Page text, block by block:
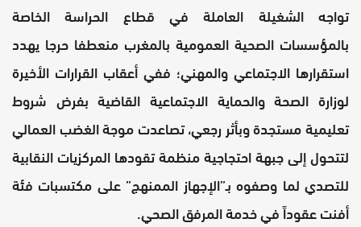
تواجه الشغيلة العاملة في قطاع الحراسة الخاصة
بالمؤسسات الصحية العمومية بالمغرب منعطفا حرجا يهدد
استقرارها الاجتماعي والمهني؛ ففي أعقاب القرارات الأخيرة
لوزارة الصحة والحماية الاجتماعية القاضية بفرض شروط
تعليمية مستجدة وبأثر رجعي، تصاعدت موجة الغضب العمالي
لتتحول إلى جبهة احتجاجية منظمة تقودها المركزيات النقابية
للتصدي لما وصفوه بـ”الإجهاز الممنهج” على مكتسبات فئة
أفنت عقوداً في خدمة المرفق الصحي.